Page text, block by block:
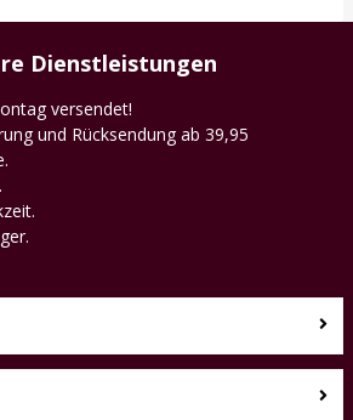
Dienstleistungen
versendet!
und Rücksendung ab 39,95